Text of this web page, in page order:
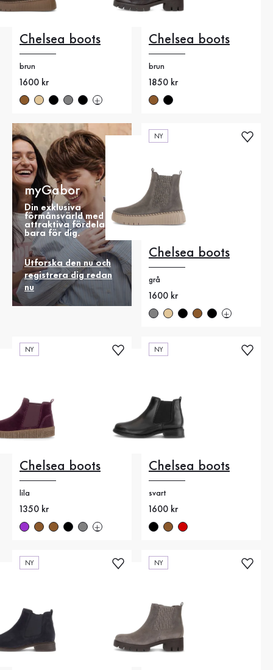
Chelsea boots
brun
Nytt pris
1600 kr
Chelsea boots
brun
Nytt pris
1850 kr
myGabor
Din exklusiva
förmånsvärld med
attraktiva fördelar
bara för dig.
Utforska den nu och
registrera dig redan
nu
NY
Chelsea boots
grå
Nytt pris
1600 kr
NY
Chelsea boots
lila
Nytt pris
1350 kr
NY
Chelsea boots
svart
Nytt pris
1600 kr
NY NY